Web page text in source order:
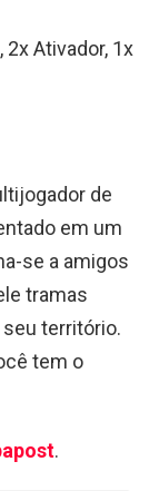
2x Ativador, 1x
de
em um
se a amigos
tramas
território.
tem o
.